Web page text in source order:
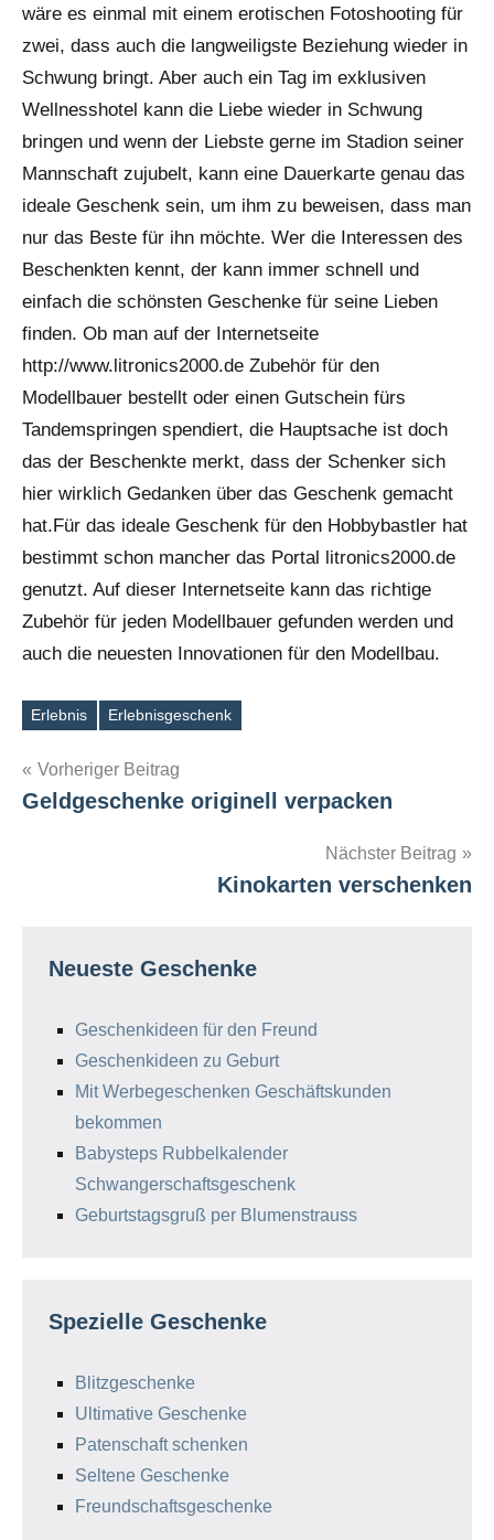
wäre es einmal mit einem erotischen Fotoshooting für
zwei, dass auch die langweiligste Beziehung wieder in
Schwung bringt. Aber auch ein Tag im exklusiven
Wellnesshotel kann die Liebe wieder in Schwung
bringen und wenn der Liebste gerne im Stadion seiner
Mannschaft zujubelt, kann eine Dauerkarte genau das
ideale Geschenk sein, um ihm zu beweisen, dass man
nur das Beste für ihn möchte. Wer die Interessen des
Beschenkten kennt, der kann immer schnell und
einfach die schönsten Geschenke für seine Lieben
finden. Ob man auf der Internetseite
http://www.litronics2000.de Zubehör für den
Modellbauer bestellt oder einen Gutschein fürs
Tandemspringen spendiert, die Hauptsache ist doch
das der Beschenkte merkt, dass der Schenker sich
hier wirklich Gedanken über das Geschenk gemacht
hat.Für das ideale Geschenk für den Hobbybastler hat
bestimmt schon mancher das Portal litronics2000.de
genutzt. Auf dieser Internetseite kann das richtige
Zubehör für jeden Modellbauer gefunden werden und
auch die neuesten Innovationen für den Modellbau.
Schlagwörter
Erlebnis Erlebnisgeschenk
Beitragsnavigation
Vorheriger Beitrag
Geldgeschenke originell verpacken
Nächster Beitrag
Kinokarten verschenken
Neueste Geschenke
Geschenkideen für den Freund
Geschenkideen zu Geburt
Mit Werbegeschenken Geschäftskunden
bekommen
Babysteps Rubbelkalender
Schwangerschaftsgeschenk
Geburtstagsgruß per Blumenstrauss
Spezielle Geschenke
Blitzgeschenke
Ultimative Geschenke
Patenschaft schenken
Seltene Geschenke
Freundschaftsgeschenke